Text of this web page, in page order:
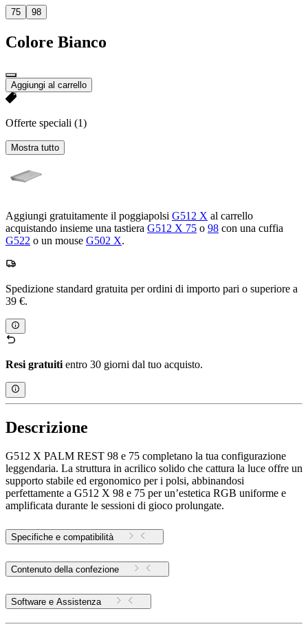
75 98
Colore Bianco
Aggiungi al carrello
Offerte speciali (1)
Mostra tutto
Aggiungi gratuitamente il poggiapolsi G512 X al carrello
acquistando insieme una tastiera G512 X 75 o 98 con una cuffia
G522 o un mouse G502 X.
Spedizione standard gratuita per ordini di importo pari o superiore a
39 €.
Resi gratuiti entro 30 giorni dal tuo acquisto.
Descrizione
G512 X PALM REST 98 e 75 completano la tua configurazione
leggendaria. La struttura in acrilico solido che cattura la luce offre un
supporto stabile ed ergonomico per i polsi, abbinandosi
perfettamente a G512 X 98 e 75 per un’estetica RGB uniforme e
amplificata durante le sessioni di gioco prolungate.
Specifiche e compatibilità
Contenuto della confezione
Software e Assistenza